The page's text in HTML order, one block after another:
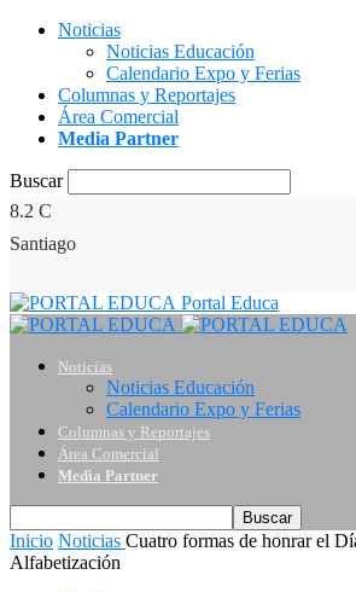
Noticias
Noticias Educación
Calendario Expo y Ferias
Columnas y Reportajes
Área Comercial
Media Partner
Buscar
8.2 C
Santiago
Portal Educa
Noticias
Noticias Educación
Calendario Expo y Ferias
Columnas y Reportajes
Área Comercial
Media Partner
Inicio Noticias Cuatro formas de honrar el
Alfabetización